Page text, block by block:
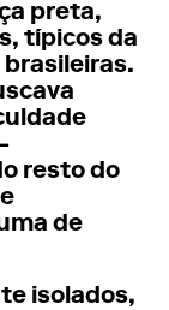
preta,
típicos da
resto do
de
isolados,